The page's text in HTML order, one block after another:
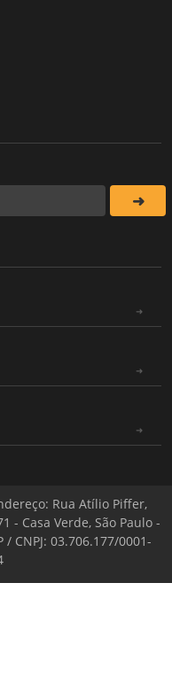
Rua Atílio Piffer,
- Casa Verde, São Paulo -
/ CNPJ: 03.706.177/0001-